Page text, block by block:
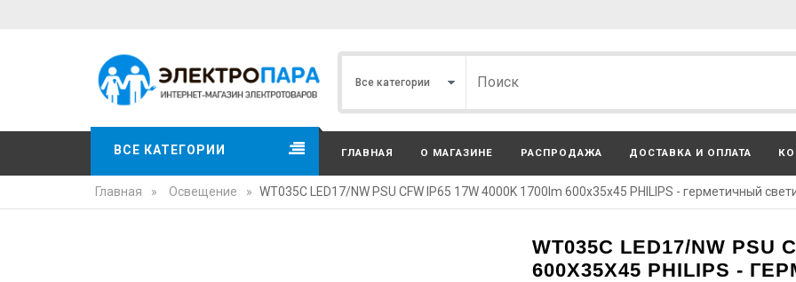
ВСЕ КАТЕГОРИИ ГЛАВНАЯ О МАГАЗИНЕ РАСПРОДАЖА ДОСТАВКА И ОПЛАТА
Главная » Освещение » WT035C LED17/NW PSU CFW IP65 17W 4000K 1700lm 600х35х45 PHILIPS - герметичный
WT035C LED17/NW PSU
600Х35Х45 PHILIPS -